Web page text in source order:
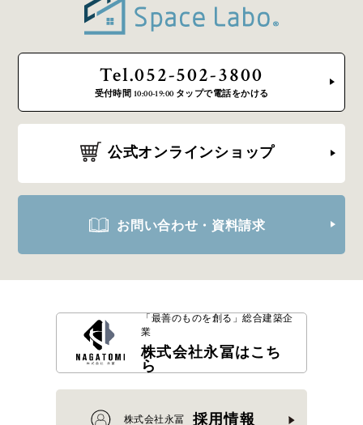
Tel.052-502-3800
受付時間 10:00-19:00 タップで電話をかける
公式オンラインショップ
お問い合わせ・資料請求
「最善のものを創る」 総合建築企
業
株式会社永冨はこち
ら
株式会社永冨 採用情報